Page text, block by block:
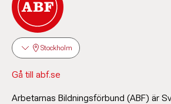
Stockholm
Gå till abf.se
Arbetarnas Bildningsförbund (ABF) är